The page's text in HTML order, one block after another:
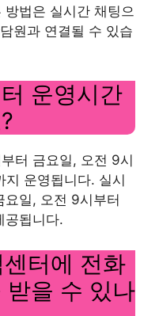
법은 실시간 채팅으
원과 연결될 수 있습
운영시간
터 금요일, 오전 9시
운영됩니다. 실시
요일, 오전 9시부터
공됩니다.
터에 전화
받을 수 있나